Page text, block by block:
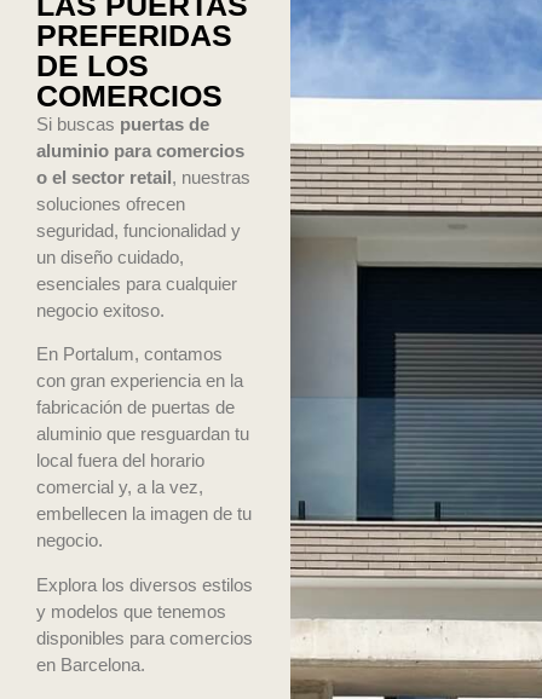
PREFERIDAS
DE LOS
COMERCIOS
Si buscas puertas de
aluminio para comercios
o el sector retail, nuestras
soluciones ofrecen
seguridad, funcionalidad y
un diseño cuidado,
esenciales para cualquier
negocio exitoso.
En Portalum, contamos
con gran experiencia en la
fabricación de puertas de
aluminio que resguardan tu
local fuera del horario
comercial y, a la vez,
embellecen la imagen de tu
negocio.
Explora los diversos estilos
y modelos que tenemos
disponibles para comercios
en Barcelona.